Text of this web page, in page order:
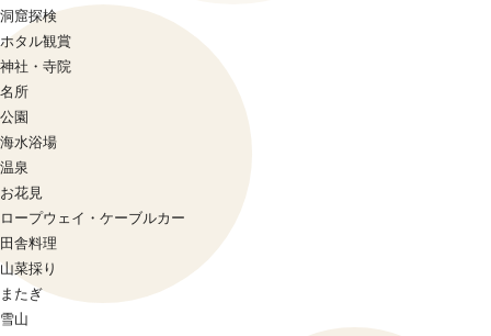
洞窟探検
ホタル観賞
神社・寺院
名所
公園
海水浴場
温泉
お花見
ロープウェイ・ケーブルカー
田舎料理
山菜採り
またぎ
雪山